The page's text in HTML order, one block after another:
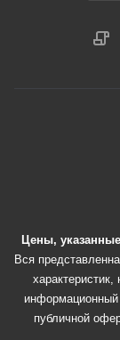
Цены,
Вся
информационный
публичной